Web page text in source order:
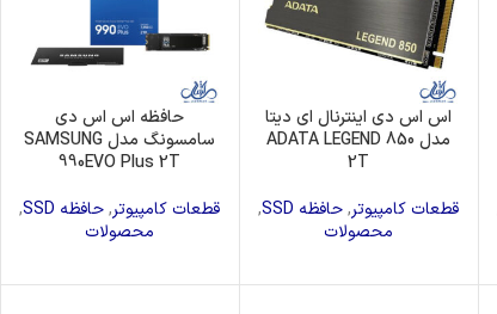
هارد دیسک
درایونوری
اس اس دی اینترنال ای دیتا
مدل ADATA LEGEND 850
2T
قطعات کامپیوتر,حافظه SSD
,
محصولات
حافظه اس اس دی
سامسونگ مدل SAMSUNG
990EVO Plus 2T
قطعات کامپیوتر,حافظه SSD
,
محصولات